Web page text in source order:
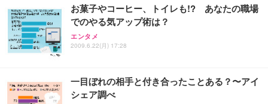
お菓子やコーヒー、トイレも!? あなたの職場
でのやる気アップ術は？
エンタメ
2009.6.22(月) 17:28
一目ぼれの相手と付き合ったことある？〜アイ
シェア調べ